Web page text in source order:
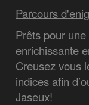
Parcours
Prêts pour
enrichissante
Creusez vous
indices afin
Jaseux!